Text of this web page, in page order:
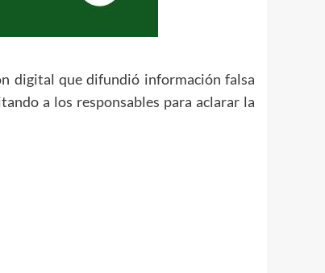
digital que difundió información falsa
a los responsables para aclarar la